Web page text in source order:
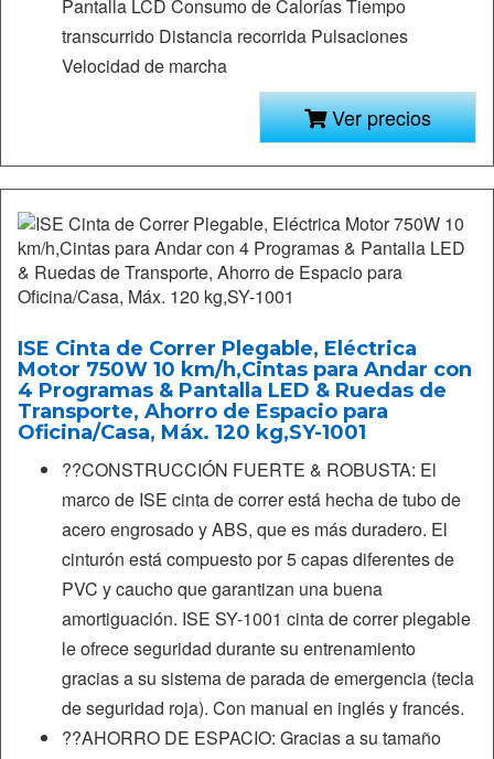
Pantalla LCD Consumo de Calorías Tiempo
transcurrido Distancia recorrida Pulsaciones
Velocidad de marcha
Ver precios
ISE Cinta de Correr Plegable, Eléctrica
Motor 750W 10 km/h,Cintas para Andar con
4 Programas & Pantalla LED & Ruedas de
Transporte, Ahorro de Espacio para
Oficina/Casa, Máx. 120 kg,SY-1001
??CONSTRUCCIÓN FUERTE & ROBUSTA: El
marco de ISE cinta de correr está hecha de tubo de
acero engrosado y ABS, que es más duradero. El
cinturón está compuesto por 5 capas diferentes de
PVC y caucho que garantizan una buena
amortiguación. ISE SY-1001 cinta de correr plegable
le ofrece seguridad durante su entrenamiento
gracias a su sistema de parada de emergencia (tecla
de seguridad roja). Con manual en inglés y francés.
??AHORRO DE ESPACIO: Gracias a su tamaño